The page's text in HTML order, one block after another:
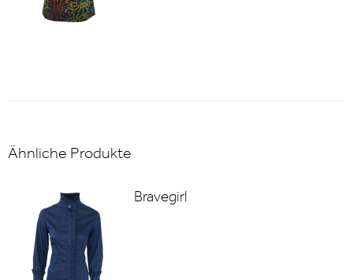
Ähnliche Produkte
Bravegirl